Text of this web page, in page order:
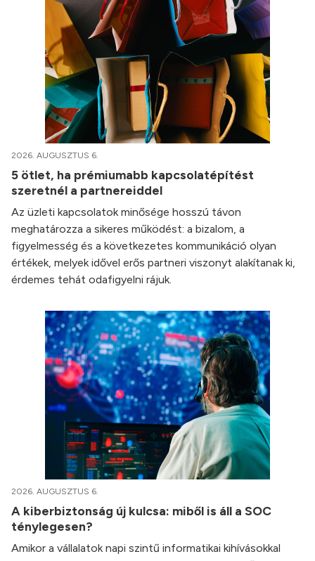
2026. AUGUSZTUS 6.
5 ötlet, ha prémiumabb kapcsolatépítést
szeretnél a partnereiddel
Az üzleti kapcsolatok minősége hosszú távon
meghatározza a sikeres működést: a bizalom, a
figyelmesség és a következetes kommunikáció olyan
értékek, melyek idővel erős partneri viszonyt alakítanak ki,
érdemes tehát odafigyelni rájuk.
2026. AUGUSZTUS 6.
A kiberbiztonság új kulcsa: miből is áll a SOC
ténylegesen?
Amikor a vállalatok napi szintű informatikai kihívásokkal